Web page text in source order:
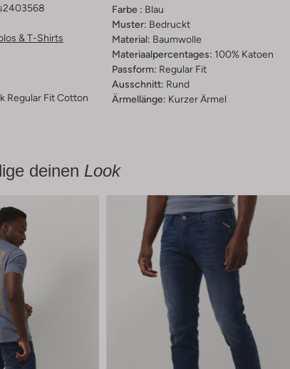
& T-Shirts
Regular Fit Cotton
Farbe : Blau
Muster: Bedruckt
Material: Baumwolle
Materiaalpercentages: 100% Katoen
Passform: Regular Fit
Ausschnitt: Rund
Ärmellänge: Kurzer Ärmel
deinen Look